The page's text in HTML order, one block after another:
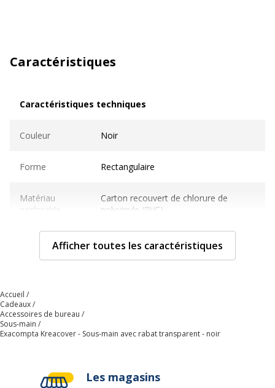
Caractéristiques
Caractéristiques techniques
Couleur Noir
Forme Rectangulaire
Matériau
perforable
Carton recouvert de chlorure de
polyvinyle (PVC)
57.5 x 37.5 cm
Caractéristiques générales
Catégorie de
couleur
Afficher toutes les caractéristiques
Accueil
Cadeaux
Accessoires de bureau
Sous-main
Exacompta Kreacover - Sous-main avec rabat transparent - noir
Les magasins